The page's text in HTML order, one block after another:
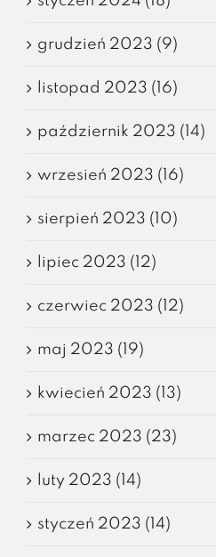
grudzień 2023 (9)
listopad 2023 (16)
październik 2023 (14)
wrzesień 2023 (16)
sierpień 2023 (10)
lipiec 2023 (12)
czerwiec 2023 (12)
maj 2023 (19)
kwiecień 2023 (13)
marzec 2023 (23)
luty 2023 (14)
styczeń 2023 (14)